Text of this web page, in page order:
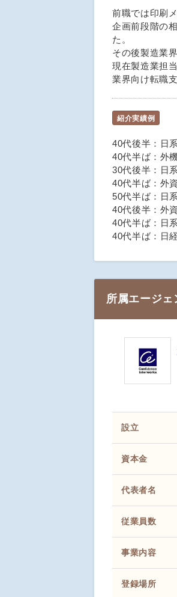
前職では印刷
企画前段階の
た。
その後製造業
現在製造業担
業界向け転職
紹介実績例
40代後半：日
40代半ば：外
30代後半：日
40代半ば：外
50代半ば：日
40代後半：外
40代半ば：日
40代半ば：日
所属エージェ
設立
資本金
代表者名
従業員数
事業内容
登録場所